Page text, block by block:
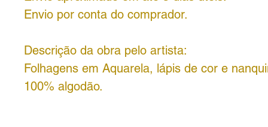
Envio por conta do comprador.
Descrição da obra pelo artista:
Folhagens em Aquarela, lápis de cor e
100% algodão.